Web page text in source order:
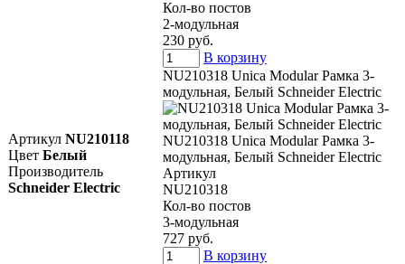
Кол-во постов
2-модульная
230 руб.
В корзину
NU210318 Unica Modular Рамка 3-
модульная, Белый Schneider Electric
NU210318 Unica Modular Рамка 3-
модульная, Белый Schneider Electric
Артикул
NU210318
Кол-во постов
3-модульная
727 руб.
В корзину
Артикул NU210118
Цвет Белый
Производитель
Schneider Electric